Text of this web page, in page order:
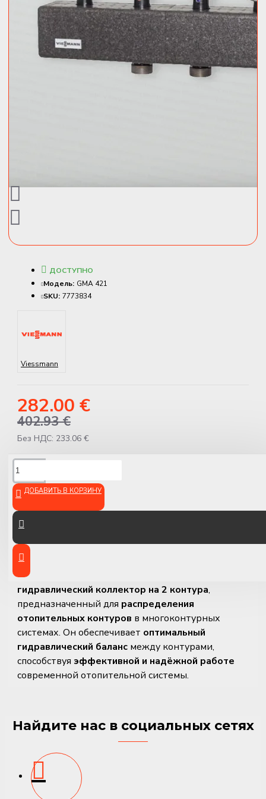
282.00 €
402.93 €
Без НДС: 233.06 €
ДОСТУПНО
Модель: GMA 421
SKU: 7773834
Viessmann
ДОБАВИТЬ В КОРЗИНУ
Viessmann Коллектор на 2
контура GMA 421
Viessmann GMA 421
гидравлический коллектор на 2 контура,
предназначенный для распределения
отопительных контуров в многоконтурных
системах. Он обеспечивает оптимальный
гидравлический баланс между контурами,
способствуя эффективной и надёжной работе
современной отопительной системы.
конструкция обеспечиваетдолговечность.
Основные характеристики и
преимущества
Найдите нас в социальных сетях